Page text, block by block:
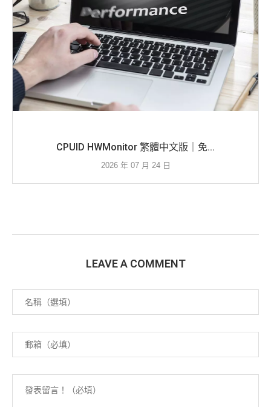
CPUID HWMonitor 繁體中文版｜免...
2026 年 07 月 24 日
LEAVE A COMMENT